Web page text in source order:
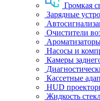
Громкая
Зарядные
Очистители
Насосы и
Камеры
Кассетные
HUD
Жидкость